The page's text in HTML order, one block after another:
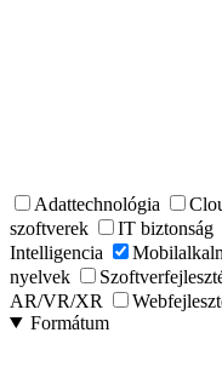
Adattechnológia
szoftverek
IT biztonság
Intelligencia
nyelvek
AR/VR/XR
Formátum